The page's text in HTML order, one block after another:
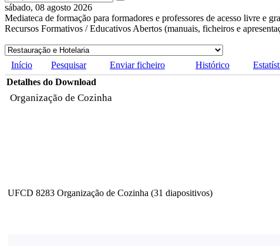
sábado, 08 agosto 2026
Mediateca de formação para formadores e professores de acesso livre e
Recursos Formativos / Educativos Abertos (manuais, ficheiros e
Início Pesquisar Enviar ficheiro Histórico
Detalhes do Download
Organização de Cozinha
UFCD 8283 Organização de Cozinha (31 diapositivos)